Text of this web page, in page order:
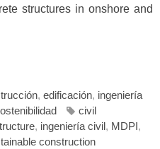
structures in onshore and
, edificación, ingeniería
civil
, ingeniería civil , MDPI ,
construction